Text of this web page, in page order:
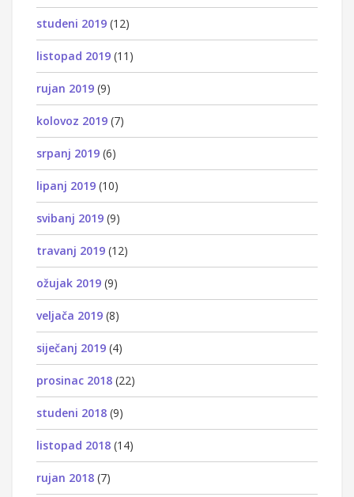
studeni 2019 (12)
listopad 2019 (11)
rujan 2019 (9)
kolovoz 2019 (7)
srpanj 2019 (6)
lipanj 2019 (10)
svibanj 2019 (9)
travanj 2019 (12)
ožujak 2019 (9)
veljača 2019 (8)
siječanj 2019 (4)
prosinac 2018 (22)
studeni 2018 (9)
listopad 2018 (14)
rujan 2018 (7)